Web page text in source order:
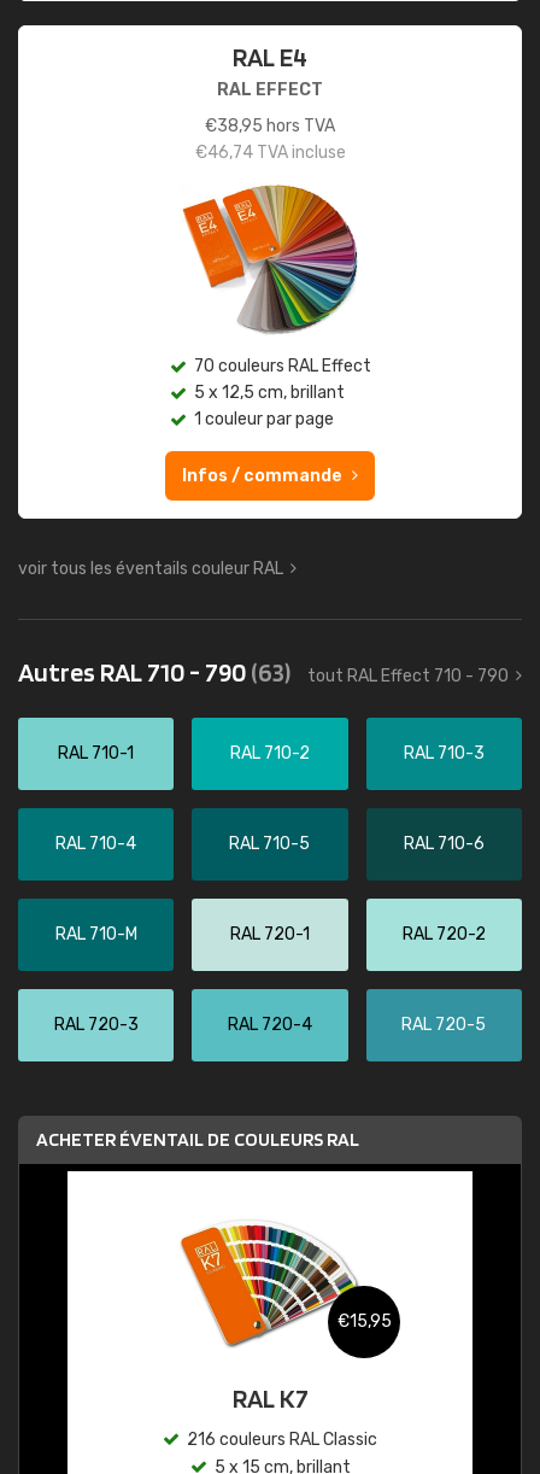
RAL E4
RAL EFFECT
€38,95 hors TVA
€46,74TVA incluse
70 couleurs RAL Effect
5 x 12,5 cm, brillant
1 couleur par page
Infos / commande
voir tous les éventails couleur RAL
Autres RAL 710 - 790(63) tout RAL Effect 710 - 790
RAL 710-1 RAL 710-2 RAL 710-3
RAL 710-4 RAL 710-5 RAL 710-6
RAL 710-M RAL 720-1 RAL 720-2
RAL 720-3 RAL 720-4 RAL 720-5
ACHETER ÉVENTAIL DE COULEURS RAL
€15,95
RAL K7
216 couleurs RAL Classic
5 x 15 cm, brillant